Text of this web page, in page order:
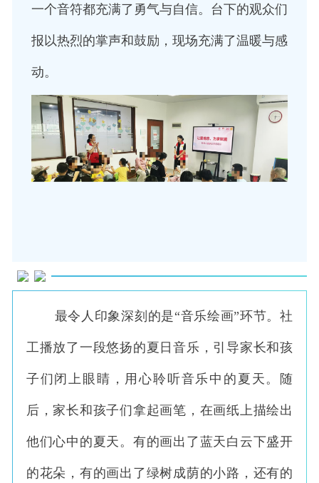
一个音符都充满了勇气与自信。台下的观众们
报以热烈的掌声和鼓励，现场充满了温暖与感
动。
最令人印象深刻的是“音乐绘画”环节。社
工播放了一段悠扬的夏日音乐，引导家长和孩
子们闭上眼睛，用心聆听音乐中的夏天。随
后，家长和孩子们拿起画笔，在画纸上描绘出
他们心中的夏天。有的画出了蓝天白云下盛开
的花朵，有的画出了绿树成荫的小路，还有的